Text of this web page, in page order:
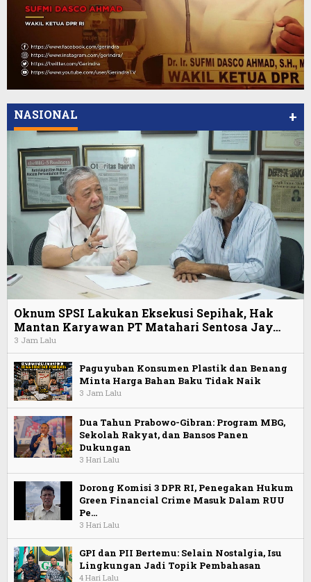
NASIONAL +
Oknum SPSI Lakukan Eksekusi Sepihak, Hak
Mantan Karyawan PT Matahari Sentosa Jay…
3 Jam Lalu
Paguyuban Konsumen Plastik dan Benang
Minta Harga Bahan Baku Tidak Naik
3 Jam Lalu
Dua Tahun Prabowo-Gibran: Program MBG,
Sekolah Rakyat, dan Bansos Panen
Dukungan
3 Hari Lalu
Dorong Komisi 3 DPR RI, Penegakan Hukum
Green Financial Crime Masuk Dalam RUU
Pe…
3 Hari Lalu
GPI dan PII Bertemu: Selain Nostalgia, Isu
Lingkungan Jadi Topik Pembahasan
4 Hari Lalu